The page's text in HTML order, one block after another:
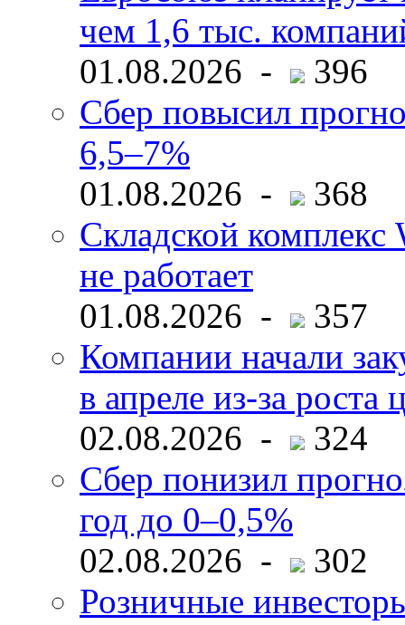
чем 1,6 тыс.
01.08.2026 -
396
Сбер повысил
6,5–7%
01.08.2026 -
368
Складской комплекс
не работает
01.08.2026 -
357
Компании начали
в апреле из-за роста
02.08.2026 -
324
Сбер понизил
год до 0–0,5%
02.08.2026 -
302
Розничные